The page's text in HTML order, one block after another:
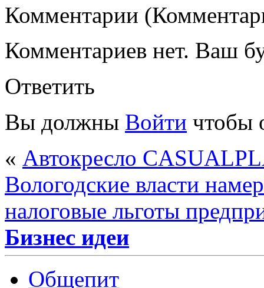
Комментарии
Комментариев нет. Ваш
Ответить
Вы должны Войти чтобы
« Автокресло
Вологодские власти
налоговые льготы
Бизнес идеи
Общепит